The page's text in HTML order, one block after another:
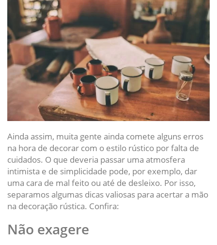
Ainda assim, muita gente ainda comete alguns erros
na hora de decorar com o estilo rústico por falta de
cuidados. O que deveria passar uma atmosfera
intimista e de simplicidade pode, por exemplo, dar
uma cara de mal feito ou até de desleixo. Por isso,
separamos algumas dicas valiosas para acertar a mão
na decoração rústica. Confira:
Não exagere